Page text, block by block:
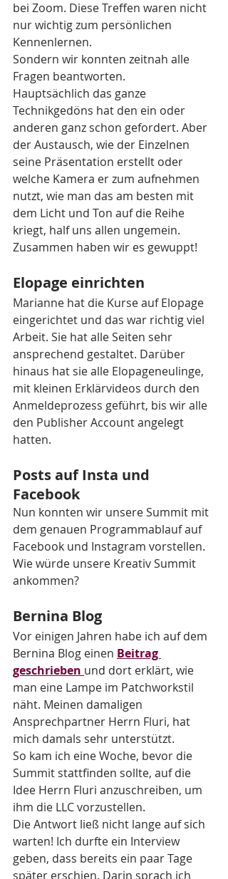
bei Zoom. Diese Treffen waren nicht
nur wichtig zum persönlichen
Kennenlernen.
Sondern wir konnten zeitnah alle
Fragen beantworten.
Hauptsächlich das ganze
Technikgedöns hat den ein oder
anderen ganz schon gefordert. Aber
der Austausch, wie der Einzelnen
seine Präsentation erstellt oder
welche Kamera er zum aufnehmen
nutzt, wie man das am besten mit
dem Licht und Ton auf die Reihe
kriegt, half uns allen ungemein.
Zusammen haben wir es gewuppt!
Elopage einrichten
Marianne hat die Kurse auf Elopage
eingerichtet und das war richtig viel
Arbeit. Sie hat alle Seiten sehr
ansprechend gestaltet. Darüber
hinaus hat sie alle Elopageneulinge,
mit kleinen Erklärvideos durch den
Anmeldeprozess geführt, bis wir alle
den Publisher Account angelegt
hatten.
Posts auf Insta und
Facebook
Nun konnten wir unsere Summit mit
dem genauen Programmablauf auf
Facebook und Instagram vorstellen.
Wie würde unsere Kreativ Summit
ankommen?
Bernina Blog
Vor einigen Jahren habe ich auf dem
Bernina Blog einen Beitrag
geschrieben und dort erklärt, wie
man eine Lampe im Patchworkstil
näht. Meinen damaligen
Ansprechpartner Herrn Fluri, hat
mich damals sehr unterstützt.
So kam ich eine Woche, bevor die
Summit stattfinden sollte, auf die
Idee Herrn Fluri anzuschreiben, um
ihm die LLC vorzustellen.
Die Antwort ließ nicht lange auf sich
warten! Ich durfte ein Interview
geben, dass bereits ein paar Tage
später erschien. Darin sprach ich